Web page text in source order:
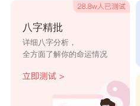
单纯的人也很感兴趣。
星座乐原创文章，转载需
八字精批
详细八字分析，
全方面了解你的命运情况